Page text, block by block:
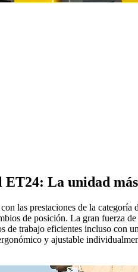
La unidad
las prestaciones de la
de posición. La gran fuerza
trabajo eficientes incluso con
y ajustable